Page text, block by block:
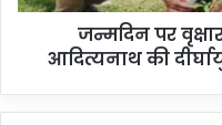
जन्मदिन पर
आदित्यनाथ की